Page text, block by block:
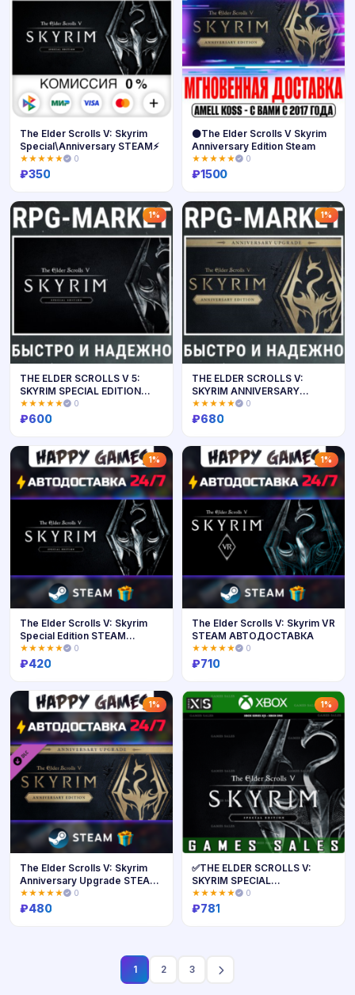
Купить
The Elder Scrolls V: Skyrim
Special\Anniversary STEAM⚡️
★★★★★ 0
₽350
Купить
⚫The Elder Scrolls V Skyrim
Anniversary Edition Steam
★★★★★ 0
₽1500
1%
Купить
THE ELDER SCROLLS V 5:
SKYRIM SPECIAL EDITION
(STEAM)
★★★★★ 0
₽600
1%
Купить
THE ELDER SCROLLS V:
SKYRIM ANNIVERSARY
UPGRADE (STEAM)
★★★★★ 0
₽680
1%
Купить
The Elder Scrolls V: Skyrim
Special Edition STEAM
АВТОДОСТАВКА
★★★★★ 0
₽420
1%
Купить
The Elder Scrolls V: Skyrim VR
STEAM АВТОДОСТАВКА
★★★★★ 0
₽710
1%
The Elder Scrolls V: Skyrim
Anniversary Upgrade STEAM
АВТОДОСТАВКА
★★★★★ 0
₽480
1%
✅THE ELDER SCROLLS V:
SKYRIM SPECIAL
EDITION✅XBOX🔑КЛЮЧ
★★★★★ 0
₽781
1 2 3